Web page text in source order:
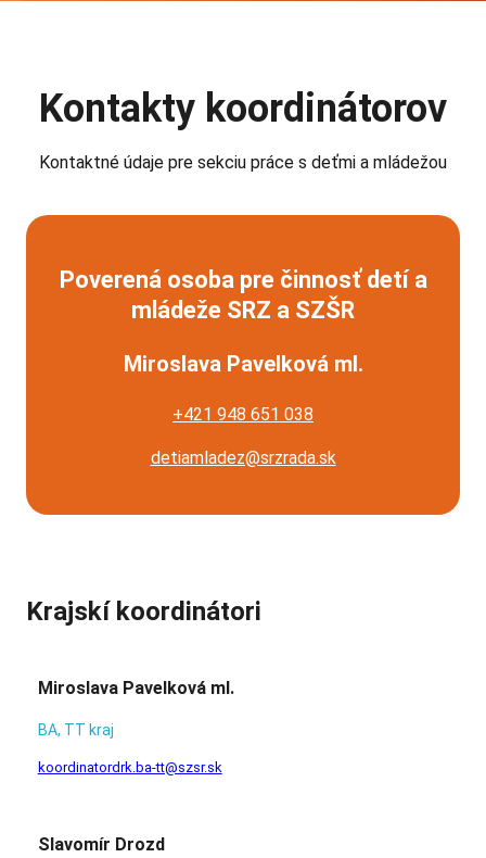
Kontakty koordinátorov
Kontaktné údaje pre sekciu práce s deťmi a mládežou
Poverená osoba pre činnosť detí a
mládeže SRZ a SZŠR
Miroslava Pavelková ml.
+421 948 651 038
detiamladez@srzrada.sk
Krajskí koordinátori
Miroslava Pavelková ml.
BA, TT kraj
koordinatordrk.ba-tt@szsr.sk
Slavomír Drozd